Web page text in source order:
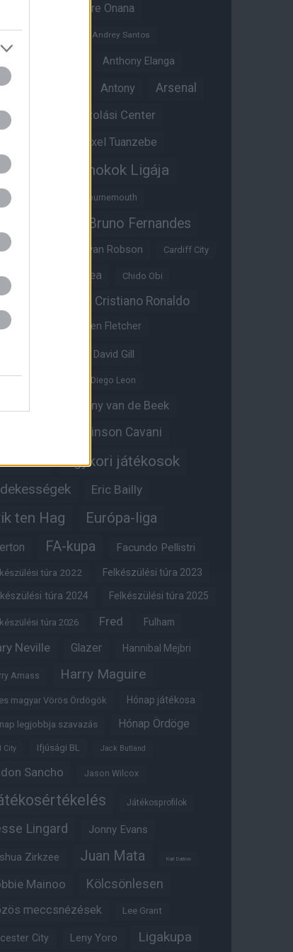
Andre Onana
Pereira
Andrey Santos
Anthony Elanga
Martial Antony Arsenal
Villa Átigazolási Center
Axel Tuanzebe
Heaven Bajnokok Ligája
Sesko Bournemouth
Bruno Fernandes
Mbeumo Bryan Robson Cardiff City
Chelsea Chido Obi
Cristiano Ronaldo
Palace Darren Fletcher
David Gill
Henderson Diego Leon
Donny van de Beek
Edinson Cavani
stáb Egykori játékosok
Eric Bailly
ten Hag Európa-liga
FA-kupa Facundo Pellistri
túra 2022 Felkészülési túra 2023
túra 2024 Felkészülési túra 2025
túra 2026 Fred Fulham
Neville Glazer Hannibal Mejbri
Amass Harry Maguire
magyar Vörös Ördögök Hónap játékosa
legjobbja szavazás Hónap Ördöge
City Ifjúsági BL Jack Butland
Sancho Jason Wilcox
Játékosprofilok
Lingard Jonny Evans
Zirkzee Juan Mata Karl Darlow
Mainoo Kölcsönlesen
meccsnézések Lee Grant
City Leny Yoro Ligakupa